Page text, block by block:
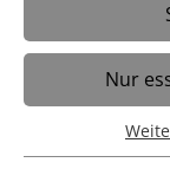
Nur
Essenziell
Essenzielle